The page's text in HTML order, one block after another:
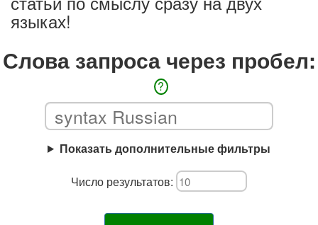
языках!
Слова запроса через пробел:
?
Показать дополнительные фильтры
Число результатов: